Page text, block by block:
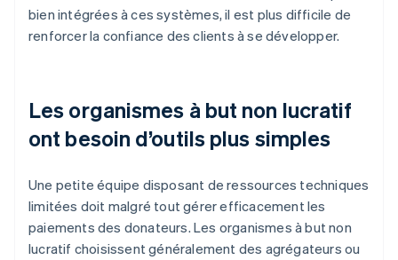
bien intégrées à ces systèmes, il est plus difficile de
renforcer la confiance des clients à se développer.
Les organismes à but non lucratif
ont besoin d’outils plus simples
Une petite équipe disposant de ressources techniques
limitées doit malgré tout gérer efficacement les
paiements des donateurs. Les organismes à but non
lucratif choisissent généralement des agrégateurs ou